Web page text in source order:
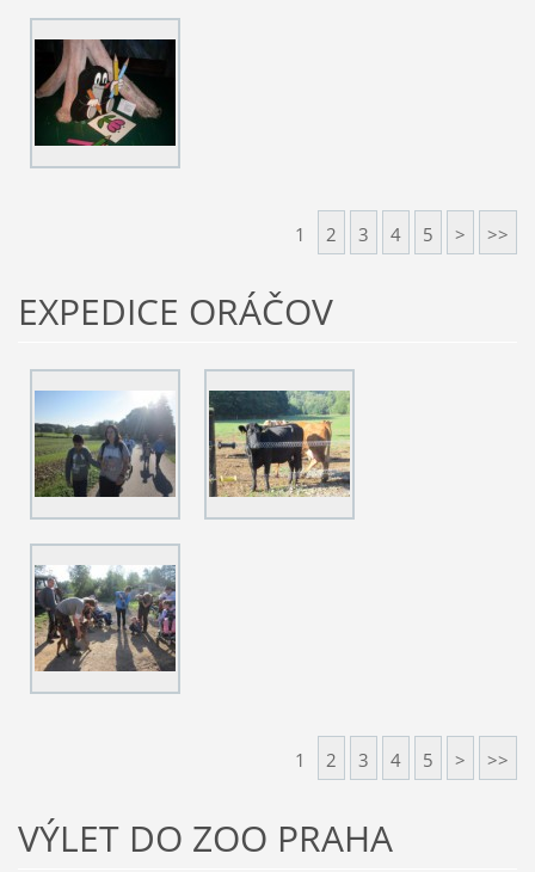
1 2 3 4 5 > >>
EXPEDICE ORÁČOV
1 2 3 4 5 > >>
VÝLET DO ZOO PRAHA